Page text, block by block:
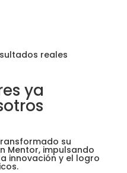
reales
ya
su
Mentor, impulsando
innovación y el logro